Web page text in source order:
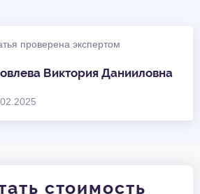
проверена экспертом
Виктория Данииловна
стоимость